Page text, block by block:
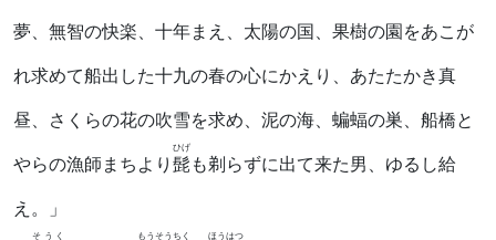
夢、無智の快楽、十年まえ、太陽の国、果樹の園をあこが
れ求めて船出した十九の春の心にかえり、あたたかき真
昼、さくらの花の吹雪を求め、泥の海、蝙蝠の巣、船橋と
やらの漁師まちより 髭
ひげ
も剃らずに出て来た男、ゆるし給
え。」
そうく もうそうちく ほうはつ